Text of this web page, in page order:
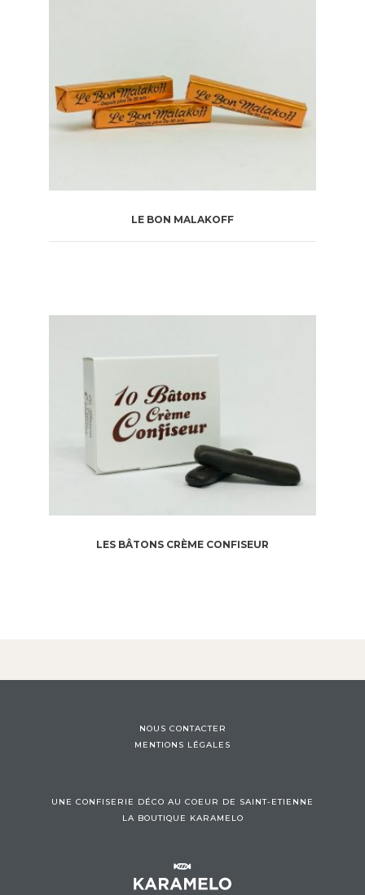
LE BON MALAKOFF
LES BÂTONS CRÈME CONFISEUR
UNE CONFISERIE DÉCO AU COEUR DE SAINT-ETIENNE
LA BOUTIQUE KARAMELO
NOUS CONTACTER
MENTIONS LÉGALES